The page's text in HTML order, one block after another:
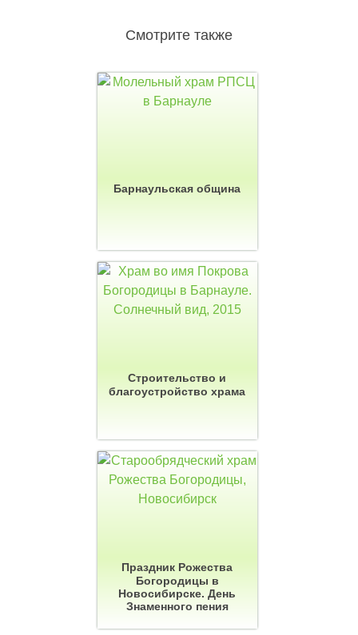
Смотрите также
Барнаульская община
Строительство и
благоустройство храма
Праздник Рожества
Богородицы в
Новосибирске. День
Знаменного пения